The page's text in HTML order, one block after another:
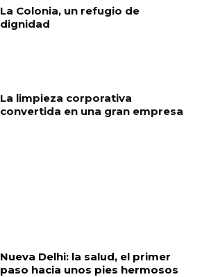
La Colonia, un refugio de
dignidad
La limpieza corporativa
convertida en una gran empresa
Nueva Delhi: la salud, el primer
paso hacia unos pies hermosos